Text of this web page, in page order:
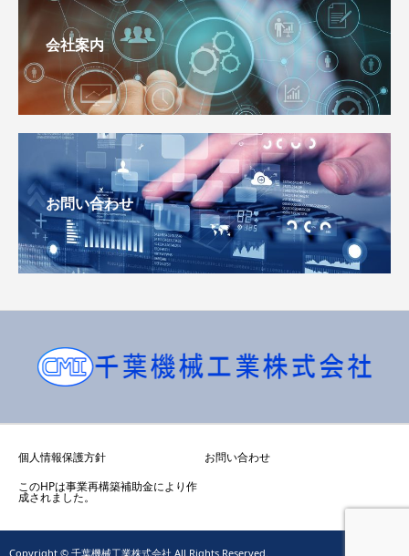
会社案内
お問い合わせ
個人情報保護方針
お問い合わせ
このHPは事業再構築補助金により作
成されました。
Copyright © 千葉機械工業株式会社 All Rights Reserved.